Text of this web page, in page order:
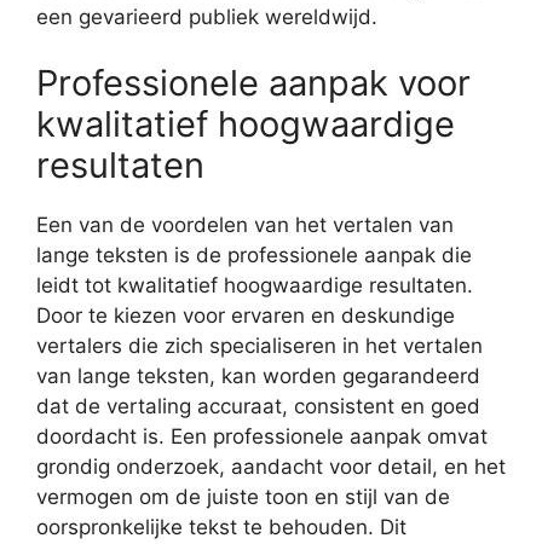
een gevarieerd publiek wereldwijd.
Professionele aanpak voor
kwalitatief hoogwaardige
resultaten
Een van de voordelen van het vertalen van
lange teksten is de professionele aanpak die
leidt tot kwalitatief hoogwaardige resultaten.
Door te kiezen voor ervaren en deskundige
vertalers die zich specialiseren in het vertalen
van lange teksten, kan worden gegarandeerd
dat de vertaling accuraat, consistent en goed
doordacht is. Een professionele aanpak omvat
grondig onderzoek, aandacht voor detail, en het
vermogen om de juiste toon en stijl van de
oorspronkelijke tekst te behouden. Dit